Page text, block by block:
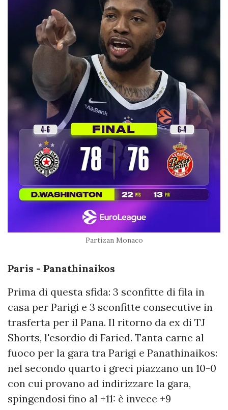
Partizan Monaco
Paris - Panathinaikos
Prima di questa sfida: 3 sconfitte di fila in
casa per Parigi e 3 sconfitte consecutive in
trasferta per il Pana. Il ritorno da ex di TJ
Shorts, l'esordio di Faried. Tanta carne al
fuoco per la gara tra Parigi e Panathinaikos:
nel secondo quarto i greci piazzano un 10-0
con cui provano ad indirizzare la gara,
spingendosi fino al +11: è invece +9